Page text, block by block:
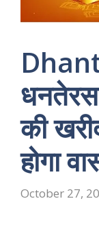
की
होगा
October 27,